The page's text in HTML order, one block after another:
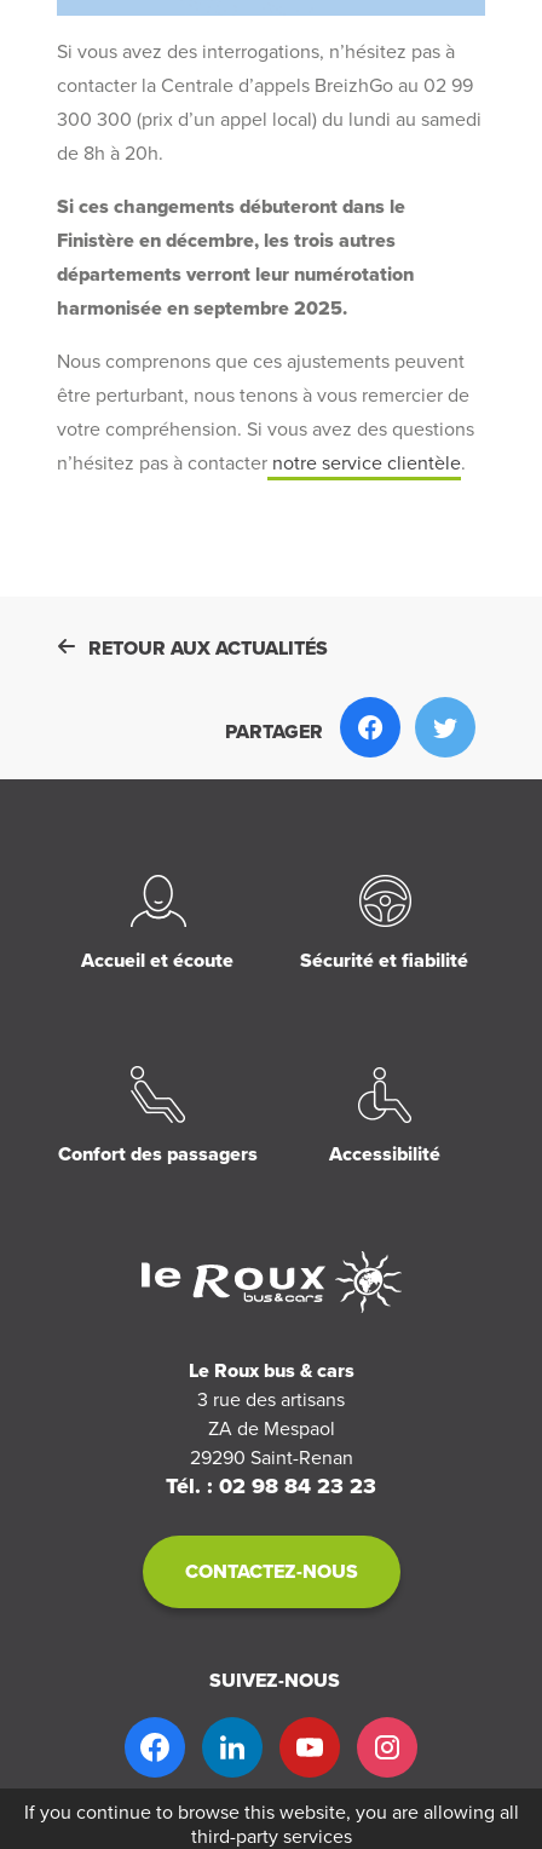
Si vous avez des interrogations, n’hésitez pas à
contacter la Centrale d’appels BreizhGo au 02 99
300 300 (prix d’un appel local) du lundi au samedi
de 8h à 20h.
Si ces changements débuteront dans le
Finistère en décembre, les trois autres
départements verront leur numérotation
harmonisée en septembre 2025.
Nous comprenons que ces ajustements peuvent
être perturbant, nous tenons à vous remercier de
votre compréhension. Si vous avez des questions
n’hésitez pas à contacter notre service clientèle.
RETOUR AUX ACTUALITÉS
PARTAGER
Accueil et écoute Sécurité et fiabilité
Confort des passagers Accessibilité
Le Roux bus & cars
3 rue des artisans
ZA de Mespaol
29290 Saint-Renan
Tél. : 02 98 84 23 23
CONTACTEZ-NOUS
SUIVEZ-NOUS
If you continue to browse this website, you are allowing all
third-party services